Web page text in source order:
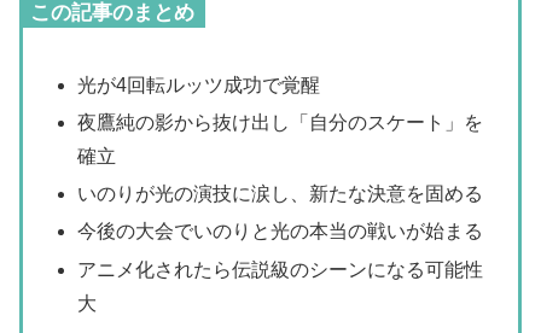
この記事のまとめ
光が4回転ルッツ成功で覚醒
夜鷹純の影から抜け出し「自分のスケート」を
確立
いのりが光の演技に涙し、新たな決意を固める
今後の大会でいのりと光の本当の戦いが始まる
アニメ化されたら伝説級のシーンになる可能性
大